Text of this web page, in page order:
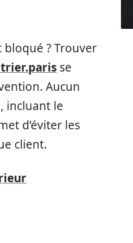
? Trouver
se
Aucun
incluant le
d’éviter les
client.